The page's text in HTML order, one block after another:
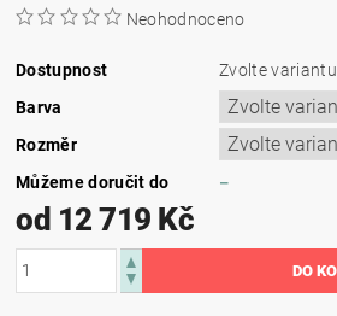
Neohodnoceno
Dostupnost
Zvolte variantu
Barva
Rozměr
Můžeme doručit do
–
od 12 719 Kč